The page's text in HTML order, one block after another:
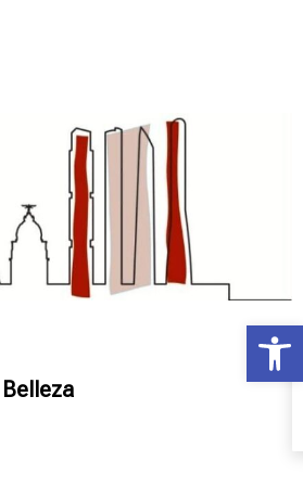
Belleza